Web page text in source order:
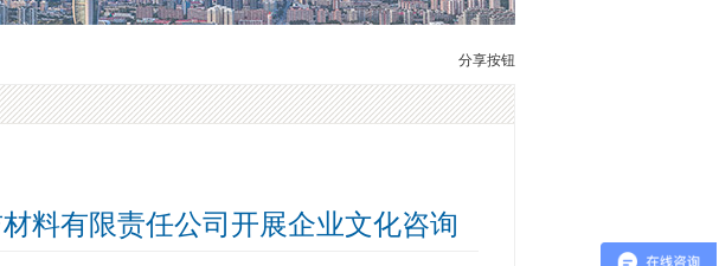
分享按钮
料有限责任公司开展企业文化咨询